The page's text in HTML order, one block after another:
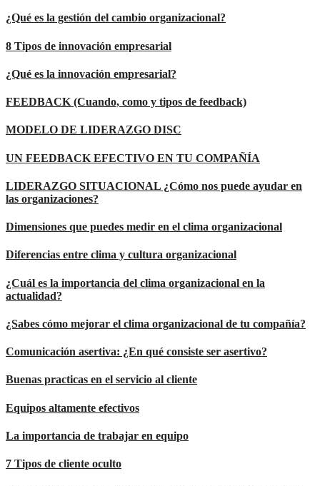
¿Qué es la gestión del cambio organizacional?
8 Tipos de innovación empresarial
¿Qué es la innovación empresarial?
FEEDBACK (Cuando, como y tipos de feedback)
MODELO DE LIDERAZGO DISC
UN FEEDBACK EFECTIVO EN TU COMPAÑÍA
LIDERAZGO SITUACIONAL ¿Cómo nos puede ayudar en
las organizaciones?
Dimensiones que puedes medir en el clima organizacional
Diferencias entre clima y cultura organizacional
¿Cuál es la importancia del clima organizacional en la
actualidad?
¿Sabes cómo mejorar el clima organizacional de tu compañía?
Comunicación asertiva: ¿En qué consiste ser asertivo?
Buenas practicas en el servicio al cliente
Equipos altamente efectivos
La importancia de trabajar en equipo
7 Tipos de cliente oculto